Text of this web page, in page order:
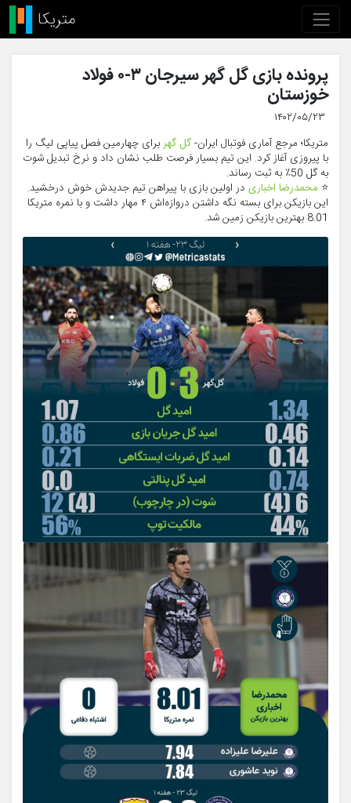
پرونده بازی گل گهر سیرجان ۳-۰ فولاد
خوزستان
متریکا؛ مرجع آماری فوتبال ایران-گل گهربرای چهارمین فصل پیاپی لیگ را
با پیروزی آغاز کرد. این تیم بسیار فرصت طلب نشان داد و نرخ تبدیل شوت
به گل 50٪ به ثبت رساند.
⭐️ محمدرضا اخباری در اولین بازی با پیراهن تیم جدیدش خوش درخشید.
این بازیکن برای بسته نگه داشتن دروازه‌اش ۴ مهار داشت و با نمره متریکا
8.01 بهترین بازیکن زمین شد.